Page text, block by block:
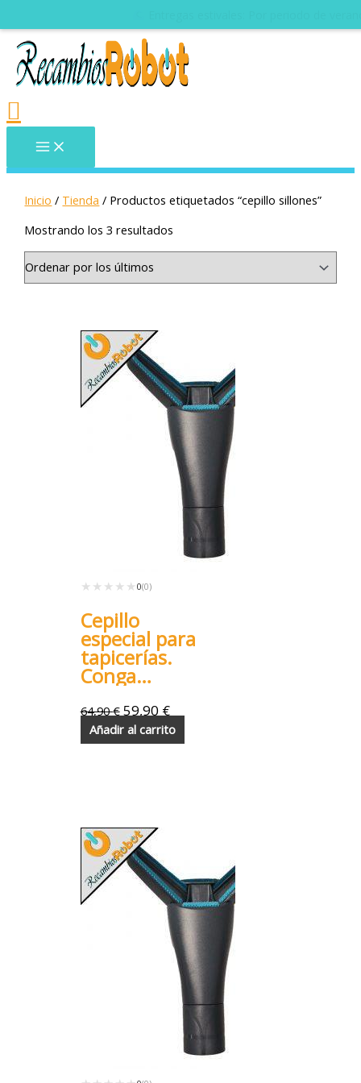
Inicio / Tienda / Productos etiquetados “cepillo sillones”
Mostrando los 3 resultados
★★★★★
★★★★★ 0(0)
Cepillo
especial para
tapicerías.
Conga
Rockstar RX50
64,90€ 59,90 €
Añadir al carrito